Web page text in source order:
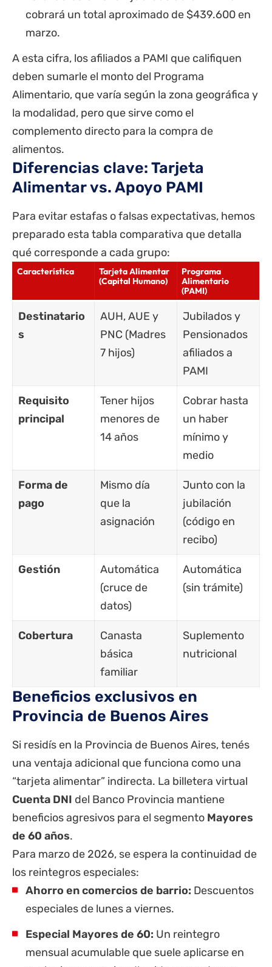
cobrará un total aproximado de $439.600 en
marzo.
A esta cifra, los afiliados a PAMI que califiquen
deben sumarle el monto del Programa
Alimentario, que varía según la zona geográfica y
la modalidad, pero que sirve como el
complemento directo para la compra de
alimentos.
Diferencias clave: Tarjeta
Alimentar vs. Apoyo PAMI
Para evitar estafas o falsas expectativas, hemos
preparado esta tabla comparativa que detalla
qué corresponde a cada grupo:
Característica
Tarjeta Alimentar
(Capital Humano)
Programa
Alimentario
(PAMI)
Destinatario
s
AUH, AUE y
PNC (Madres
7 hijos)
Jubilados y
Pensionados
afiliados a
PAMI
Requisito
principal
Tener hijos
menores de
14 años
Cobrar hasta
un haber
mínimo y
medio
Forma de
pago
Mismo día
que la
asignación
Junto con la
jubilación
(código en
recibo)
Gestión
Automática
(cruce de
datos)
Automática
(sin trámite)
Cobertura
Canasta
básica
familiar
Suplemento
nutricional
Beneficios exclusivos en
Provincia de Buenos Aires
Si residís en la Provincia de Buenos Aires, tenés
una ventaja adicional que funciona como una
“tarjeta alimentar” indirecta. La billetera virtual
Cuenta DNI del Banco Provincia mantiene
beneficios agresivos para el segmento Mayores
de 60 años.
Para marzo de 2026, se espera la continuidad de
los reintegros especiales:
Ahorro en comercios de barrio: Descuentos
especiales de lunes a viernes.
Especial Mayores de 60: Un reintegro
mensual acumulable que suele aplicarse en